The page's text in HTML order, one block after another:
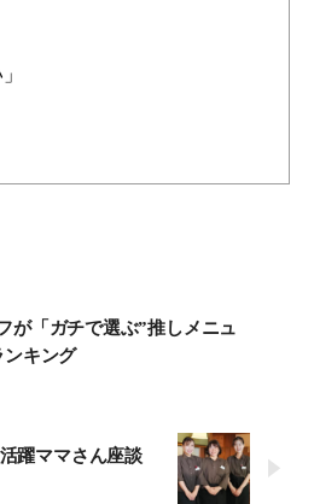
が「ガチで選ぶ”推しメニュ
ンキング
躍ママさん座談